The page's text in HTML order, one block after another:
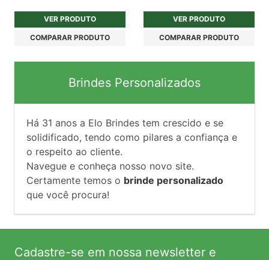
VER PRODUTO
COMPARAR PRODUTO
VER PRODUTO
COMPARAR PRODUTO
Brindes Personalizados
Há 31 anos a Elo Brindes tem crescido e se
solidificado, tendo como pilares a confiança e
o respeito ao cliente.
Navegue e conheça nosso novo site.
Certamente temos o brinde personalizado
que você procura!
Cadastre-se em nossa newsletter e